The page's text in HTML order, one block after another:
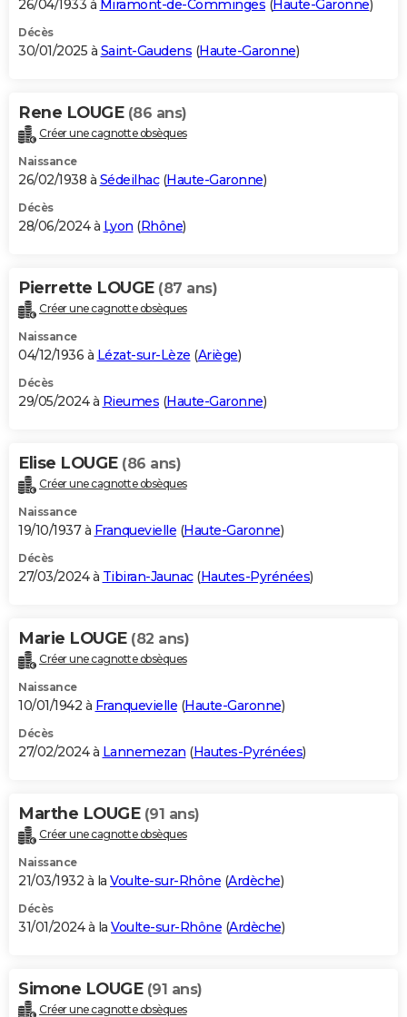
26/04/1933 à Miramont-de-Comminges (Haute-Garonne)
Décès
30/01/2025 à Saint-Gaudens (Haute-Garonne)
Rene LOUGE (86 ans)
Créer une cagnotte obsèques
Naissance
26/02/1938 à Sédeilhac(Haute-Garonne)
Décès
28/06/2024 à Lyon (Rhône)
Pierrette LOUGE (87 ans)
Créer une cagnotte obsèques
Naissance
04/12/1936 à Lézat-sur-Lèze (Ariège)
Décès
29/05/2024 à Rieumes (Haute-Garonne)
Elise LOUGE (86 ans)
Créer une cagnotte obsèques
Naissance
19/10/1937 à Franquevielle (Haute-Garonne)
Décès
27/03/2024 à Tibiran-Jaunac(Hautes-Pyrénées)
Marie LOUGE (82 ans)
Créer une cagnotte obsèques
Naissance
10/01/1942 à Franquevielle (Haute-Garonne)
Décès
27/02/2024 à Lannemezan (Hautes-Pyrénées)
Marthe LOUGE (91 ans)
Créer une cagnotte obsèques
Naissance
21/03/1932 à la Voulte-sur-Rhône (Ardèche)
Décès
31/01/2024 à la Voulte-sur-Rhône (Ardèche)
Simone LOUGE (91 ans)
Créer une cagnotte obsèques